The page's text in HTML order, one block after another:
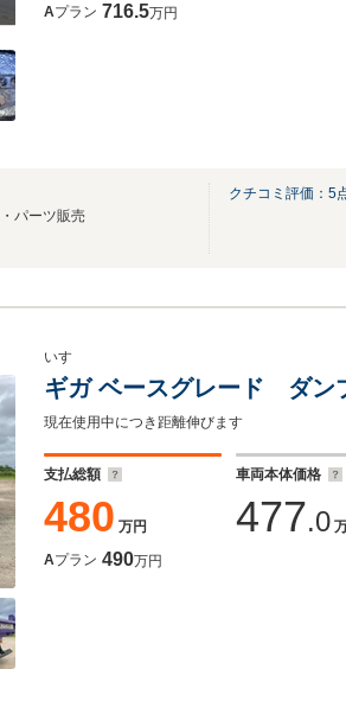
Aプラン 716.5万円
パーツ販売
クチコミ評価： 5
いすゞ
ギガ ベースグレード ダン
現在使用中につき距離伸びます
支払総額
480 万円
車両本体価格
477.0
Aプラン 490万円